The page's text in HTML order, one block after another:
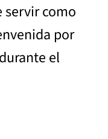
servir como
por
el